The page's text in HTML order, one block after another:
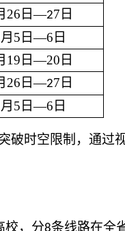
26 日—27 日
月 5 日—6 日
19 日—20 日
26 日—27 日
月 5 日—6 日
破时空限制，通过
校，分 条线路在全